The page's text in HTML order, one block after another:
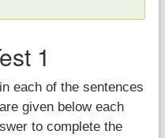
1
each of the sentences
given below each
to complete the